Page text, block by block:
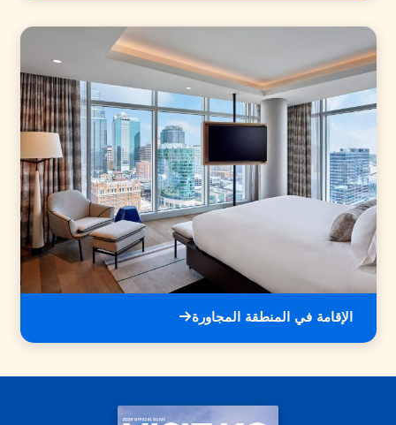
الإقامة في المنطقة المجاورة